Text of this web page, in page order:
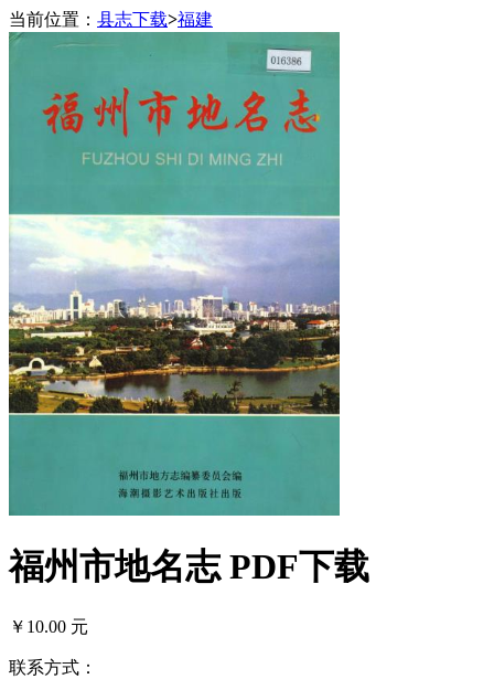
当前位置： 县志下载>福建
福州市地名志 PDF下载
￥10.00 元
联系方式：